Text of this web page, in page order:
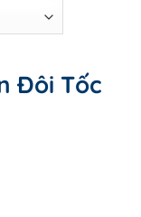
Đôi Tốc